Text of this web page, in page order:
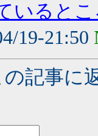
いると
19-21:50
の記事に